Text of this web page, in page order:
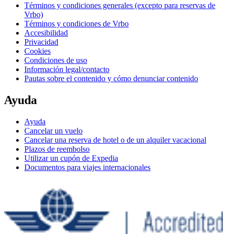
Términos y condiciones generales (excepto para reservas de
Vrbo)
Términos y condiciones de Vrbo
Accesibilidad
Privacidad
Cookies
Condiciones de uso
Información legal/contacto
Pautas sobre el contenido y cómo denunciar contenido
Ayuda
Ayuda
Cancelar un vuelo
Cancelar una reserva de hotel o de un alquiler vacacional
Plazos de reembolso
Utilizar un cupón de Expedia
Documentos para viajes internacionales